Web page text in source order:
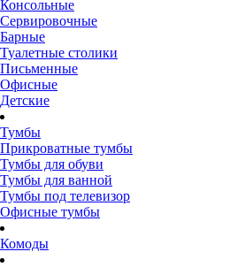
Консольные
Сервировочные
Барные
Туалетные столики
Письменные
Офисные
Детские
Тумбы
Прикроватные тумбы
Тумбы для обуви
Тумбы для ванной
Тумбы под телевизор
Офисные тумбы
Комоды